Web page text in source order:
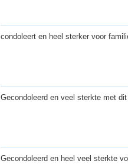
condoleert en heel sterker voor
Gecondoleerd en veel sterkte met
Gecondoleerd en heel veel sterkte